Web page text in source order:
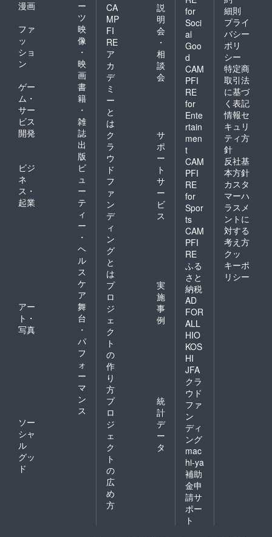
漫画
ー
ツ
ファ
ッ
ショ
ン
映
像
・
映
画
ゲー
ム・
サー
ビス
開発
書
籍
・
雑
誌
出
版
ビジ
ネ
ス・
起業
ビ
ュ
ー
テ
ィ
ー
・
ヘ
ル
ス
ケ
ア
アー
ト・
写真
舞
台
・
パ
フ
ォ
ー
マ
ン
ス
ソー
シャ
ル
グッ
ド
CA
MP
FI
RE
ア
カ
デ
ミ
ー
と
は
説
明
会
・
相
談
会
ク
ラ
ウ
ド
フ
ァ
ン
デ
ィ
ン
グ
と
は
サ
ポ
ー
ト
サ
ー
ビ
ス
プ
ロ
ジ
ェ
ク
ト
の
作
り
方
実
施
事
例
プ
ロ
ジ
ェ
ク
ト
の
広
め
方
統
計
デ
ー
タ
for
Soci
al
Goo
d
CAM
PFI
RE
for
Ente
rtain
men
t
CAM
PFI
RE
for
Spor
ts
CAM
PFI
RE
ふる
さと
納税
AD
FOR
ALL
HIO
KOS
HI
JFA
クラ
ウド
ファ
ン
ディ
ング
mac
hi-ya
補助
金申
請サ
ポー
ト
細則
プライ
バシー
ポリ
シー
特定商
取引法
に基づ
く表記
情報セ
キュリ
ティ方
針
反社基
本方針
カスタ
マーハ
ラスメ
ントに
対する
考え方
クッ
キーポ
リシー